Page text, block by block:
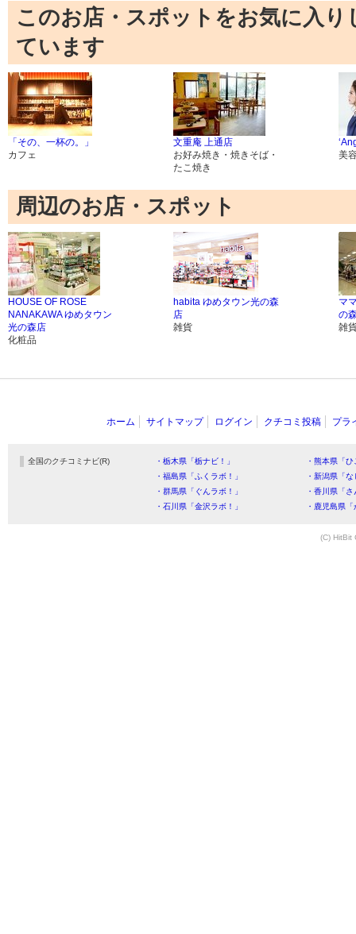
このお店・スポットをお気に入
ています
「その、一杯の。」
カフェ
文重庵 上通店
お好み焼き・焼きそば・
たこ焼き
美
周辺のお店・スポット
HOUSE OF ROSE
NANAKAWA ゆめタウン
光の森店
化粧品
habita ゆめタウン光の森
店
雑貨
マ
の
雑
ホーム サイトマップ ログイン クチコミ投稿 プラ
全国のクチコミナビ(R) ・栃木県「栃ナビ！」
・熊本県「
・福島県「ふくラボ！」
・新潟県「
・群馬県「ぐんラボ！」
・香川県「
・石川県「金沢ラボ！」
・鹿児島県
(C) HitBit